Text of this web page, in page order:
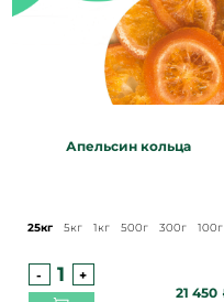
Апельсин кольца
25кг 5кг 1кг 500г 300г 100г
-
+
21 450